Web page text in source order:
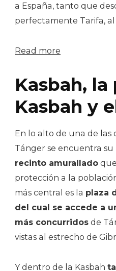
a España, tanto que
perfectamente Tarifa,
Read more
Kasbah, la
Kasbah y
En lo alto de una de las
Tánger se encuentra su
recinto amurallado
protección a la
más central es la plaza
del cual se accede a
más concurridos de
vistas al estrecho de
Y dentro de la Kasbah